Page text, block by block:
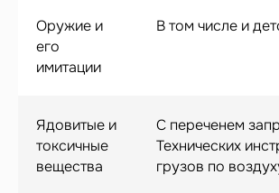
Оружие и
его
имитации
В том числе и
Ядовитые и
токсичные
вещества
С переченем
Технических
грузов по
Выбор опытных путешественников
Также рекомендуем
← →